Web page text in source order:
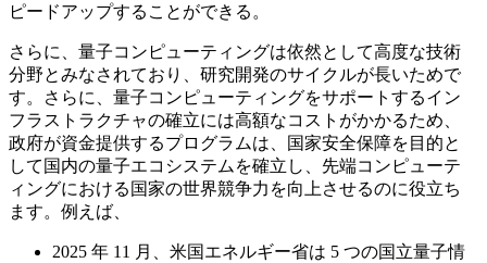
ピードアップすることができる。
さらに、量子コンピューティングは依然として高度な技術
分野とみなされており、研究開発のサイクルが長いためで
す。さらに、量子コンピューティングをサポートするイン
フラストラクチャの確立には高額なコストがかかるため、
政府が資金提供するプログラムは、国家安全保障を目的と
して国内の量子エコシステムを確立し、先端コンピューテ
ィングにおける国家の世界競争力を向上させるのに役立ち
ます。例えば、
2025 年 11 月、米国エネルギー省は 5 つの国立量子情